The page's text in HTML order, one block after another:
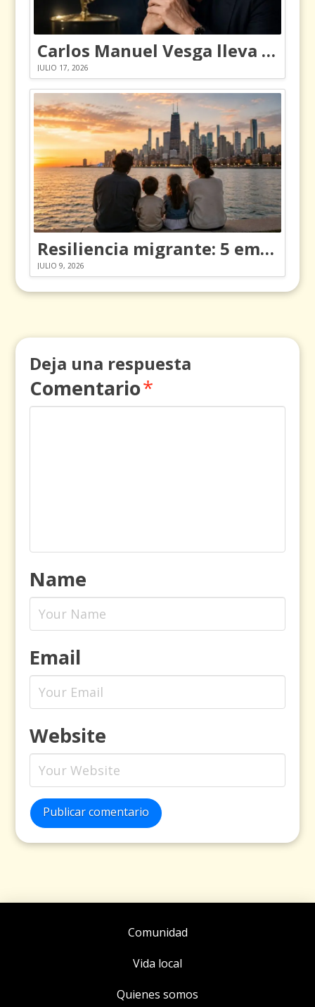
Carlos Manuel Vesga lleva el nombre de Colombia a los Emmy
JULIO 17, 2026
Resiliencia migrante: 5 emociones y cómo gestionarlas
JULIO 9, 2026
Deja una respuesta
Comentario*
Name
Email
Website
Publicar comentario
Comunidad
Vida local
Quienes somos